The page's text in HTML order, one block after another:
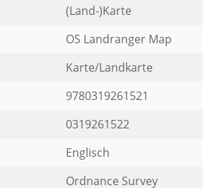
(Land-)Karte
OS Landranger Map
Karte/Landkarte
9780319261521
0319261522
Englisch
Ordnance Survey